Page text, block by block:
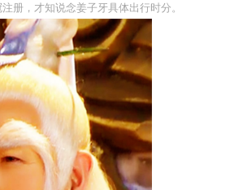
册，才知说念姜子牙具体出行时分。